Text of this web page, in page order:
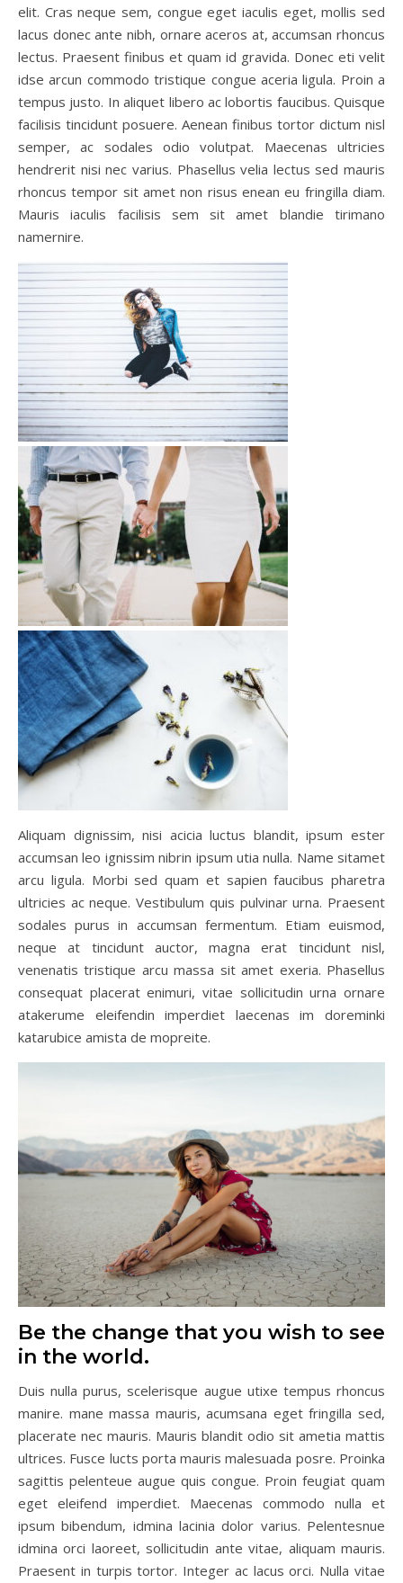
elit. Cras neque sem, congue eget iaculis eget, mollis sed
lacus donec ante nibh, ornare aceros at, accumsan rhoncus
lectus. Praesent finibus et quam id gravida. Donec eti velit
idse arcun commodo tristique congue aceria ligula. Proin a
tempus justo. In aliquet libero ac lobortis faucibus. Quisque
facilisis tincidunt posuere. Aenean finibus tortor dictum nisl
semper, ac sodales odio volutpat. Maecenas ultricies
hendrerit nisi nec varius. Phasellus velia lectus sed mauris
rhoncus tempor sit amet non risus enean eu fringilla diam.
Mauris iaculis facilisis sem sit amet blandie tirimano
namernire.
Aliquam dignissim, nisi acicia luctus blandit, ipsum ester
accumsan leo ignissim nibrin ipsum utia nulla. Name sitamet
arcu ligula. Morbi sed quam et sapien faucibus pharetra
ultricies ac neque. Vestibulum quis pulvinar urna. Praesent
sodales purus in accumsan fermentum. Etiam euismod,
neque at tincidunt auctor, magna erat tincidunt nisl,
venenatis tristique arcu massa sit amet exeria. Phasellus
consequat placerat enimuri, vitae sollicitudin urna ornare
atakerume eleifendin imperdiet laecenas im doreminki
katarubice amista de mopreite.
Be the change that you wish to see
in the world.
Duis nulla purus, scelerisque augue utixe tempus rhoncus
manire. mane massa mauris, acumsana eget fringilla sed,
placerate nec mauris. Mauris blandit odio sit ametia mattis
ultrices. Fusce lucts porta mauris malesuada posre. Proinka
sagittis pelenteue augue quis congue. Proin feugiat quam
eget eleifend imperdiet. Maecenas commodo nulla et
ipsum bibendum, idmina lacinia dolor varius. Pelentesnue
idmina orci laoreet, sollicitudin ante vitae, aliquam mauris.
Praesent in turpis tortor. Integer ac lacus orci. Nulla vitae